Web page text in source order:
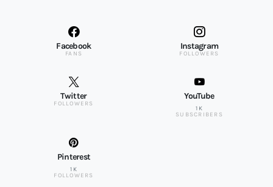
Facebook
FANS
Instagram
FOLLOWERS
Twitter
FOLLOWERS
YouTube
1K
SUBSCRIBERS
Pinterest
1K
FOLLOWERS